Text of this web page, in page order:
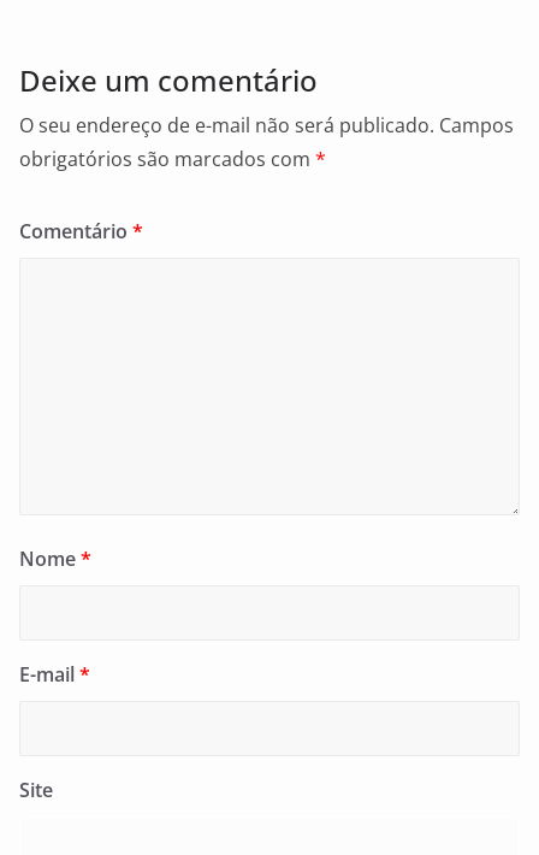
Deixe um comentário
O seu endereço de e-mail não será publicado. Campos
obrigatórios são marcados com *
Comentário *
Nome*
E-mail*
Site